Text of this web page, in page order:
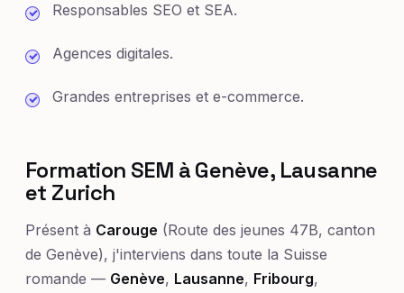
Responsables SEO et SEA.
Agences digitales.
Grandes entreprises et e-commerce.
Formation SEM à Genève, Lausanne
et Zurich
Présent à Carouge (Route des jeunes 47B, canton
de Genève), j'interviens dans toute la Suisse
romande — Genève, Lausanne, Fribourg,